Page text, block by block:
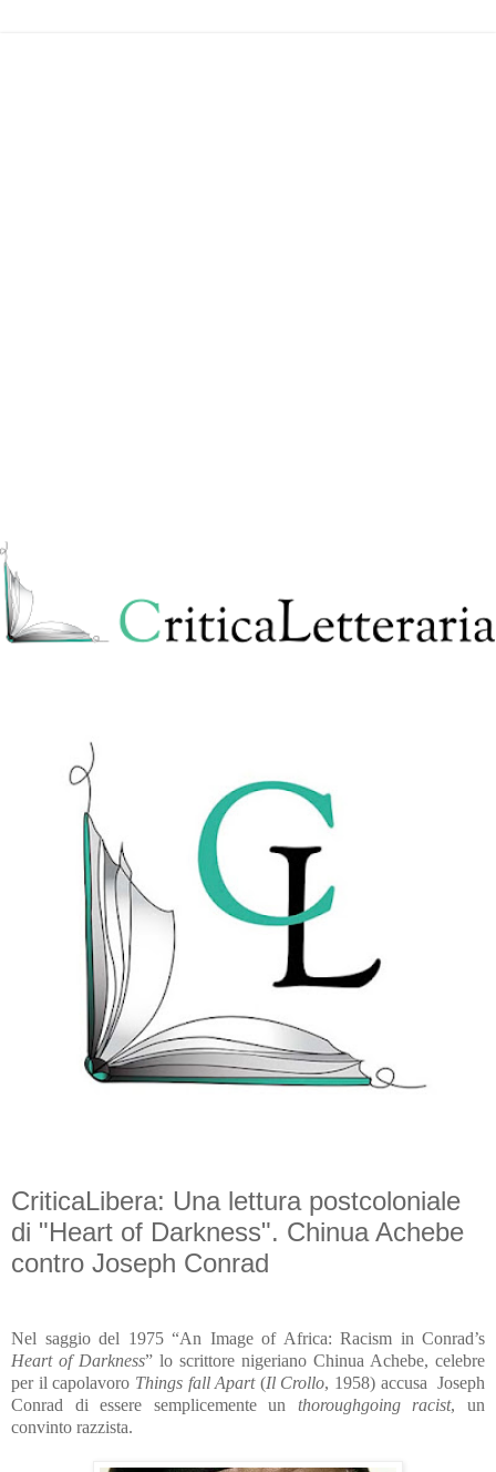
CriticaLibera: Una lettura postcoloniale
di "Heart of Darkness". Chinua Achebe
contro Joseph Conrad
Nel saggio del 1975 “An Image of Africa: Racism in Conrad’s
Heart of Darkness” lo scrittore nigeriano Chinua Achebe, celebre
per il capolavoro Things fall Apart(Il Crollo, 1958) accusa Joseph
Conrad di essere semplicemente un thoroughgoing racist, un
convinto razzista.